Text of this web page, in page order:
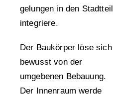
gelungen in den Stadtteil
integriere.
Der Baukörper löse sich
bewusst von der
umgebenen Bebauung.
Der Innenraum werde